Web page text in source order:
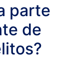
parte
de